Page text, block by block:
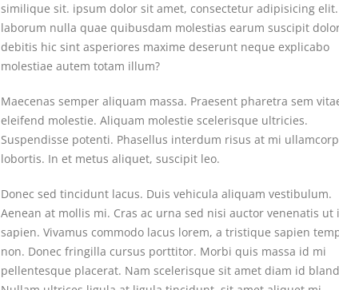
similique sit. ipsum dolor sit amet, consectetur adipisicing
laborum nulla quae quibusdam molestias earum suscipit
debitis hic sint asperiores maxime deserunt neque explicabo
molestiae autem totam illum?
Maecenas semper aliquam massa. Praesent pharetra sem
eleifend molestie. Aliquam molestie scelerisque ultricies.
Suspendisse potenti. Phasellus interdum risus at mi
lobortis. In et metus aliquet, suscipit leo.
Donec sed tincidunt lacus. Duis vehicula aliquam vestibulum.
Aenean at mollis mi. Cras ac urna sed nisi auctor venenatis ut
sapien. Vivamus commodo lacus lorem, a tristique sapien
non. Donec fringilla cursus porttitor. Morbi quis massa id mi
pellentesque placerat. Nam scelerisque sit amet diam id